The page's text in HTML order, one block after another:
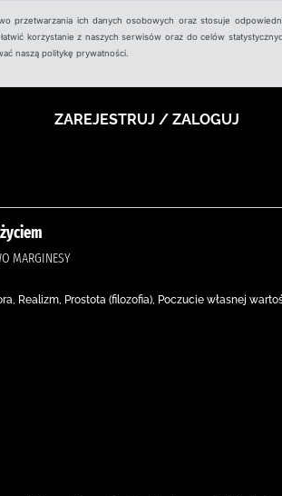
przetwarzania ich danych osobowych oraz stosuje
korzystanie z naszych serwisów oraz do celów
naszą politykę prywatności.
ZAREJESTRUJ / ZALOGUJ
MARGINESY
Realizm, Prostota (filozofia), Poczucie własnej